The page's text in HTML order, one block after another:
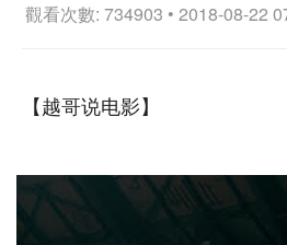
觀看次數: 734903 • 2018-08-22
【越哥说电影】